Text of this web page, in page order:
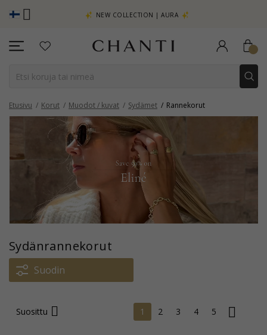
LISÄÄ -
NEW COLLECTION | AURA
Etusivu Korut Muodot / kuvat Sydämet Rannekorut
Sydänrannekorut
Suodin
Suosittu 1 2 3 4 5